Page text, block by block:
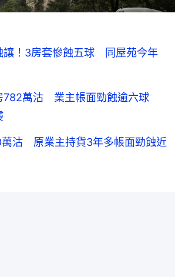
讓！3房套慘蝕五球 同屋苑今年
782萬沽 業主帳面勁蝕逾六球
沽 原業主持貨3年多帳面勁蝕近